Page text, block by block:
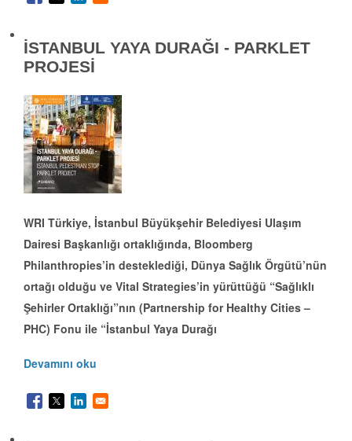
İSTANBUL YAYA DURAĞI - PARKLET
PROJESİ
WRI Türkiye, İstanbul Büyükşehir Belediyesi Ulaşım
Dairesi Başkanlığı ortaklığında, Bloomberg
Philanthropies’in desteklediği, Dünya Sağlık Örgütü’nün
ortağı olduğu ve Vital Strategies’in yürüttüğü “Sağlıklı
Şehirler Ortaklığı”nın (Partnership for Healthy Cities –
PHC) Fonu ile “İstanbul Yaya Durağı
Devamını oku